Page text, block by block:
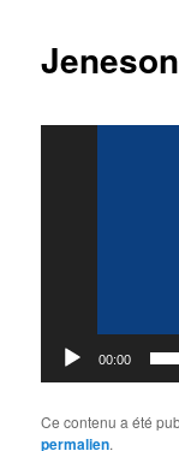
00:00
Ce contenu a été
permalien.